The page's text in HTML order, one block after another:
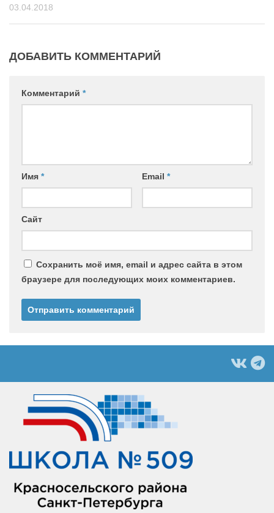
03.04.2018
ДОБАВИТЬ КОММЕНТАРИЙ
Комментарий *
Имя * Email *
Сайт
Сохранить моё имя, email и адрес сайта в этом
браузере для последующих моих комментариев.